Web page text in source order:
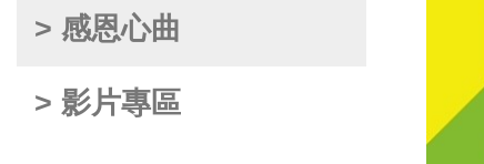
> 感恩心曲
> 影片專區